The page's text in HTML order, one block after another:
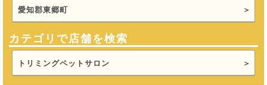
愛知郡東郷町
カテゴリで店舗を検索
トリミングペットサロン